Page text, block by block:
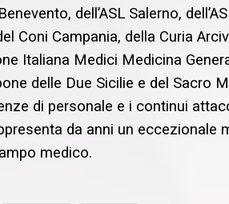
dell’ASL Salerno,
Coni Campania, della Curia
Italiana Medici Medicina
delle Due Sicilie e del Sacro
di personale e i continui
da anni un eccezionale
medico.